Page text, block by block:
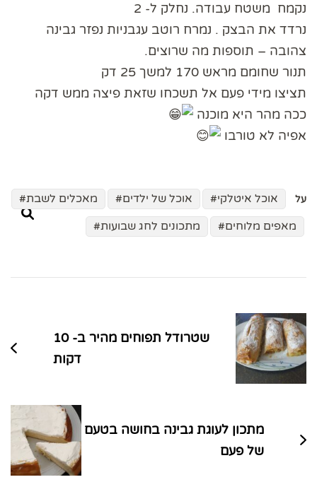
נקמח משטח עבודה. נחלק ל- 2
נרדד את הבצק . נמרח רוטב עגבניות נפזר גבינה
צהובה – תוספות מה שרוצים.
תנור שחומם מראש 170 למשך 25 דק
תציצו מידי פעם אל תשכחו שזאת פיצה ממש דקה
ככה מהר היא מוכנה
אפיה לא טורבו
על אוכל איטלקי אוכל של ילדים
מאכלים לשבת
מאפים מלוחים
מתכונים לחג שבועות
בפוסטים
שטרודל תפוחים מהיר ב- 10
דקות
מתכון לעוגת גבינה בחושה בטעם
של פעם